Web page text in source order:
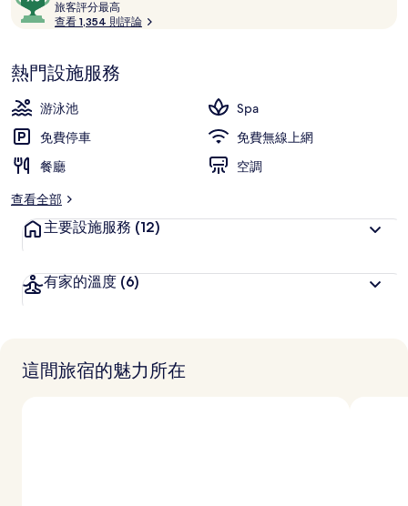
NT$4,444
論
分，
滿
10，
深
受
旅
客
喜
旅客評分最高
客
查看 1,354 則評論
熱門設施服務
游泳池
Spa
免費停車
免費無線上網
餐廳
空調
查看全部
主要設施服務 (12)
有家的溫度 (6)
這間旅宿的魅力所在